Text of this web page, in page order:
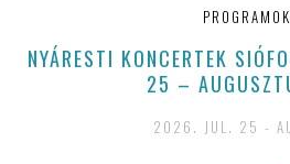
PROGRAMOK
NYÁRESTI KONCERTEK
25 –
2026. JUL. 25 -